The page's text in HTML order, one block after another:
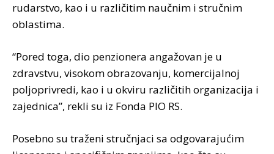
rudarstvo, kao i u različitim naučnim i stručnim
oblastima.
“Pored toga, dio penzionera angažovan je u
zdravstvu, visokom obrazovanju, komercijalnoj
poljoprivredi, kao i u okviru različitih organizacija i
zajednica”, rekli su iz Fonda PIO RS.
Posebno su traženi stručnjaci sa odgovarajućim